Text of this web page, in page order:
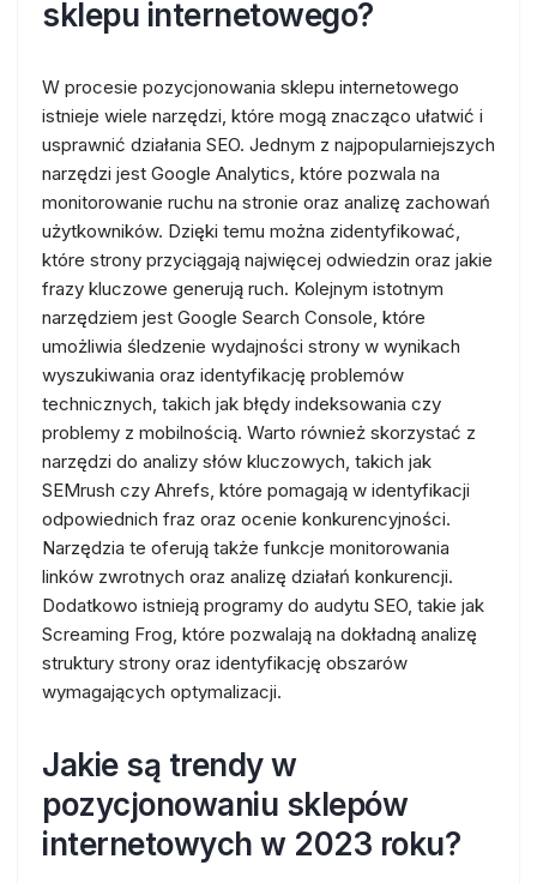
sklepu internetowego?
W procesie pozycjonowania sklepu internetowego
istnieje wiele narzędzi, które mogą znacząco ułatwić i
usprawnić działania SEO. Jednym z najpopularniejszych
narzędzi jest Google Analytics, które pozwala na
monitorowanie ruchu na stronie oraz analizę zachowań
użytkowników. Dzięki temu można zidentyfikować,
które strony przyciągają najwięcej odwiedzin oraz jakie
frazy kluczowe generują ruch. Kolejnym istotnym
narzędziem jest Google Search Console, które
umożliwia śledzenie wydajności strony w wynikach
wyszukiwania oraz identyfikację problemów
technicznych, takich jak błędy indeksowania czy
problemy z mobilnością. Warto również skorzystać z
narzędzi do analizy słów kluczowych, takich jak
SEMrush czy Ahrefs, które pomagają w identyfikacji
odpowiednich fraz oraz ocenie konkurencyjności.
Narzędzia te oferują także funkcje monitorowania
linków zwrotnych oraz analizę działań konkurencji.
Dodatkowo istnieją programy do audytu SEO, takie jak
Screaming Frog, które pozwalają na dokładną analizę
struktury strony oraz identyfikację obszarów
wymagających optymalizacji.
Jakie są trendy w
pozycjonowaniu sklepów
internetowych w 2023 roku?